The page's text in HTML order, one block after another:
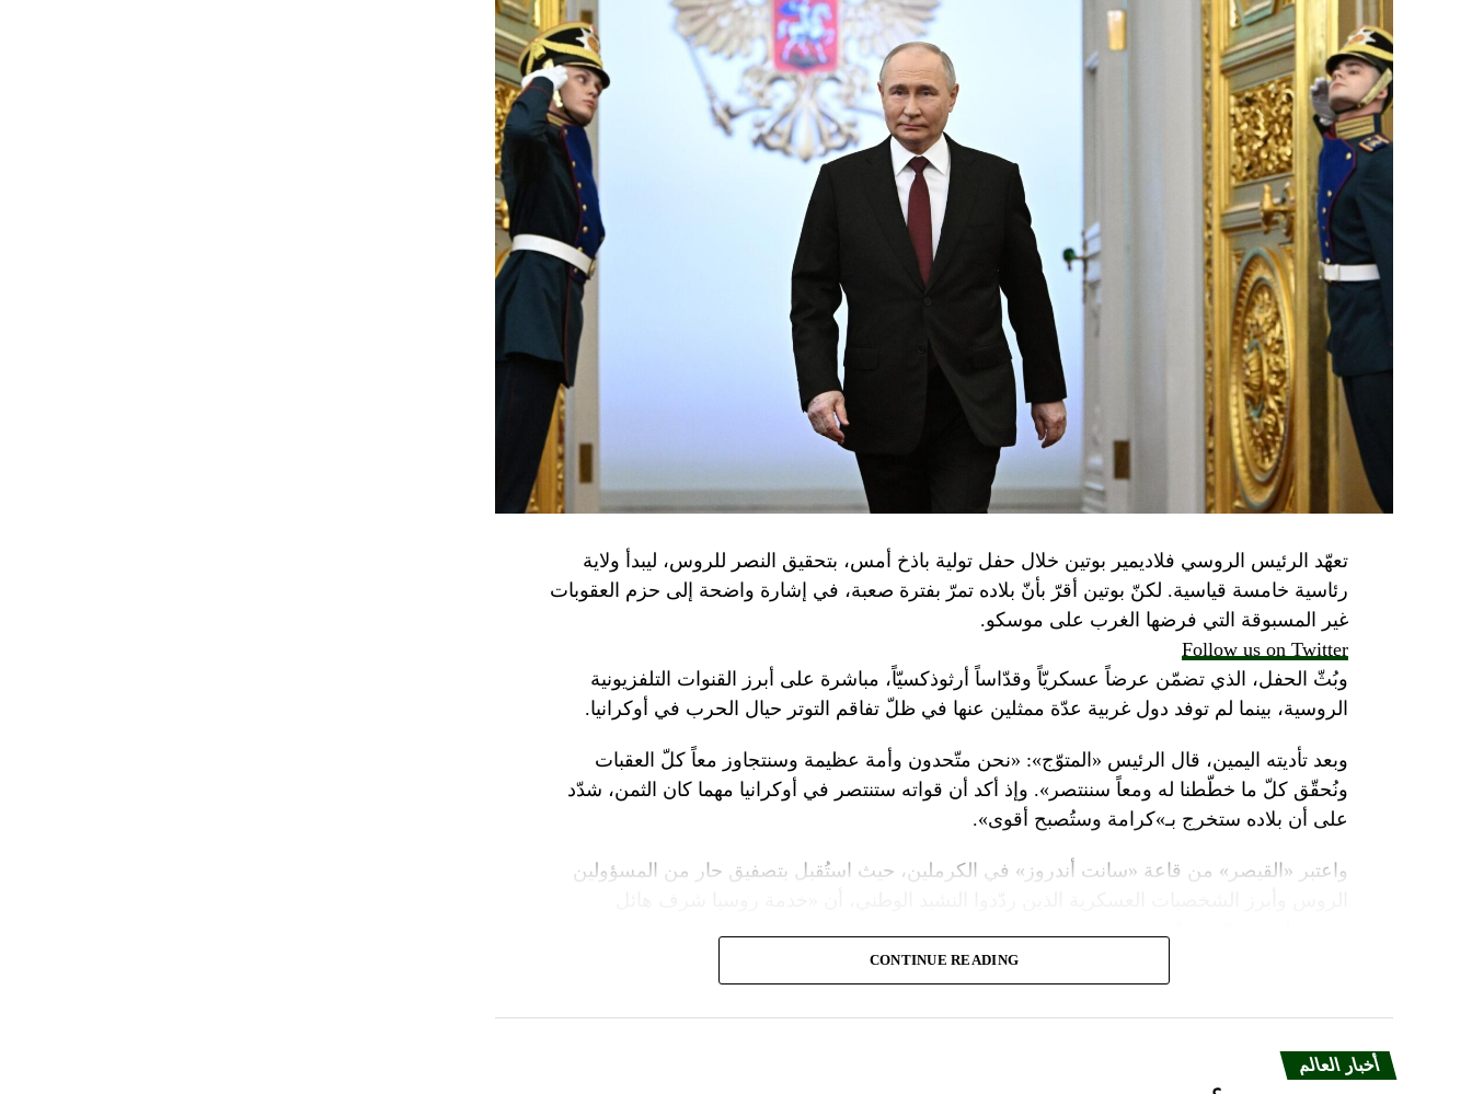
تعهّد الرئيس الروسي فلاديمير بوتين خلال حفل تولية باذخ أمس، بتحقيق النصر للروس، ليبدأ ولاية
رئاسية خامسة قياسية. لكنّ بوتين أقرّ بأنّ بلاده تمرّ بفترة صعبة، في إشارة واضحة إلى حزم العقوبات
غير المسبوقة التي فرضها الغرب على موسكو.
Follow us on Twitter
وبُثّ الحفل، الذي تضمّن عرضاً عسكريّاً وقدّاساً أرثوذكسيّاً، مباشرة على أبرز القنوات التلفزيونية
الروسية، بينما لم توفد دول غربية عدّة ممثلين عنها في ظلّ تفاقم التوتر حيال الحرب في أوكرانيا.
وبعد تأديته اليمين، قال الرئيس «المتوّج»: «نحن متّحدون وأمة عظيمة وسنتجاوز معاً كلّ العقبات
ونُحقّق كلّ ما خطّطنا له ومعاً سننتصر». وإذ أكد أن قواته ستنتصر في أوكرانيا مهما كان الثمن، شدّد
على أن بلاده ستخرج بـ»كرامة وستُصبح أقوى».
واعتبر «القيصر» من قاعة «سانت أندروز» في الكرملين، حيث استُقبل بتصفيق حار من المسؤولين
وبعدما وقف بمفرده تحت المطر بينما شاهد عرضاً عسكريّاً، باركه رئيس الكنيسة الأرثوذكسية الروسية
CONTINUE READING
أخبار العالم